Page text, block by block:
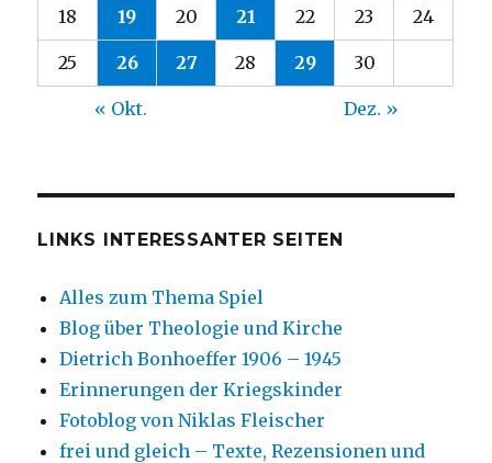
18 19 20 21 22 23 24
25 26 27 28 29 30
« Okt. Dez. »
LINKS INTERESSANTER SEITEN
Alles zum Thema Spiel
Blog über Theologie und Kirche
Dietrich Bonhoeffer 1906 – 1945
Erinnerungen der Kriegskinder
Fotoblog von Niklas Fleischer
frei und gleich – Texte, Rezensionen und